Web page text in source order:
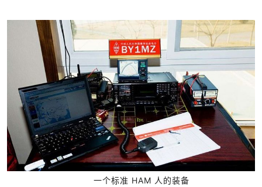
一个标准 HAM 人的装备